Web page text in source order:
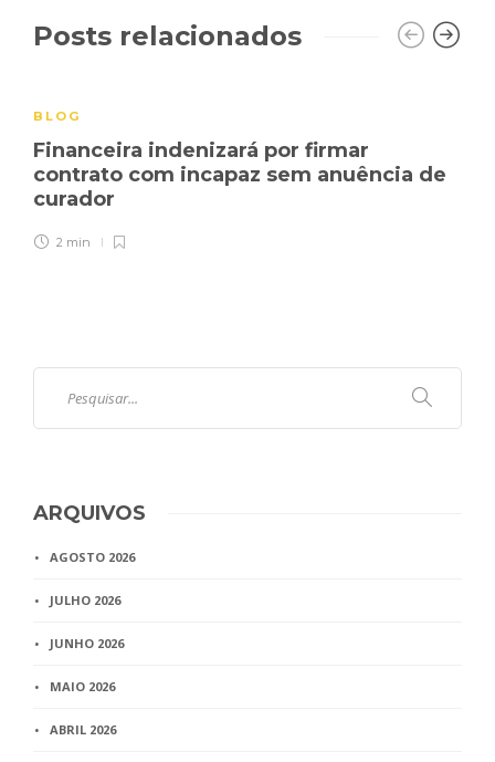
Posts relacionados
BLOG
Financeira indenizará por firmar
contrato com incapaz sem anuência de
curador
2 min
ARQUIVOS
AGOSTO 2026
JULHO 2026
JUNHO 2026
MAIO 2026
ABRIL 2026